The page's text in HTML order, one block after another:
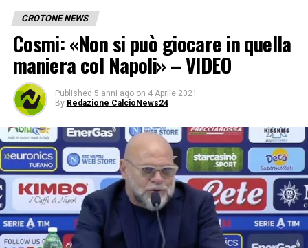
CROTONE NEWS
Cosmi: «Non si può giocare in quella
maniera col Napoli» – VIDEO
Published 5 anni ago on 4 Aprile 2021
By Redazione CalcioNews24